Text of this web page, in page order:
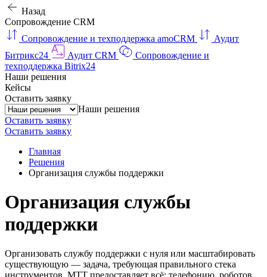
Назад
Сопровождение CRM
Сопровождение и техподдержка amoCRM
Аудит
Битрикс24
Аудит CRM
Сопровождение и
техподдержка Bitrix24
Наши решения
Кейсы
Оставить заявку
Наши решения
Оставить заявку
Оставить заявку
Главная
Решения
Организация службы поддержки
Организация службы
поддержки
Организовать службу поддержки с нуля или масштабировать
существующую — задача, требующая правильного стека
инструментов. МТТ предоставляет всё: телефонию, роботов,